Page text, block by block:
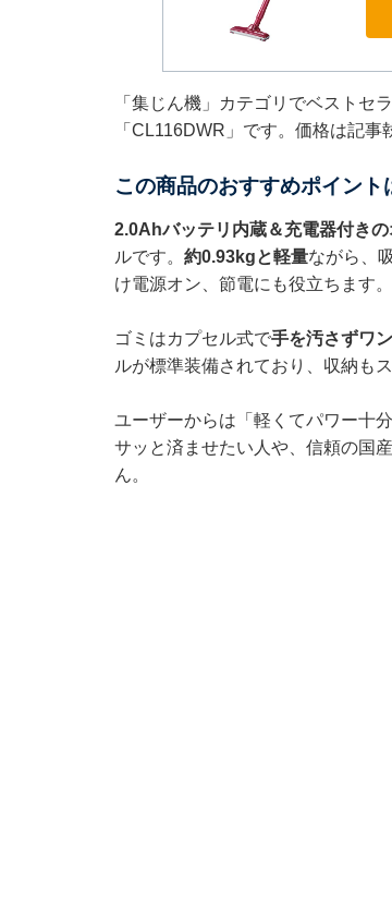
「集じん機」カテゴリでベストセ
「CL116DWR」です。価格は記事
この商品のおすすめポイント
2.0Ahバッテリ内蔵＆充電器付き
ルです。 約0.93kgと軽量ながら、
け電源オン、節電にも役立ちます。
ゴミはカプセル式で手を汚さずワ
ルが標準装備されており、収納もス
ユーザーからは「軽くてパワー十
サッと済ませたい人や、信頼の国
ん。